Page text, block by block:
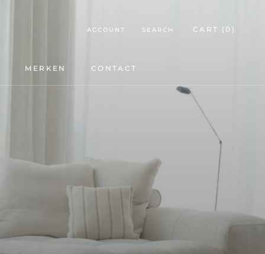
MERKEN
CONTACT
ACCOUNT SEARCH CART ( 0 )